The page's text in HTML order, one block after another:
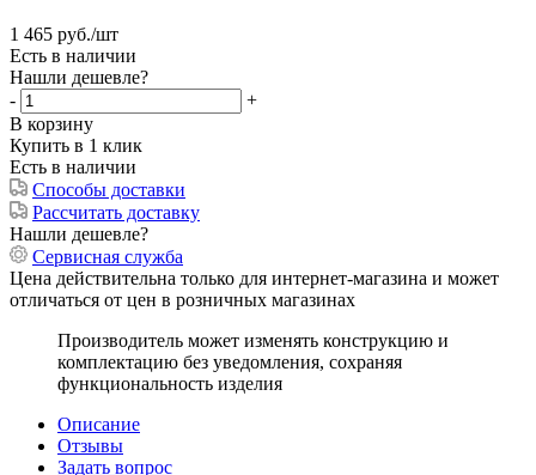
1 465 руб./шт
Есть в наличии
Нашли дешевле?
-
+
В корзину
Купить в 1 клик
Есть в наличии
Способы доставки
Рассчитать доставку
Нашли дешевле?
Сервисная служба
Цена действительна только для интернет-магазина и может
отличаться от цен в розничных магазинах
Производитель может изменять конструкцию и
комплектацию без уведомления, сохраняя
функциональность изделия
Описание
Отзывы
Задать вопрос